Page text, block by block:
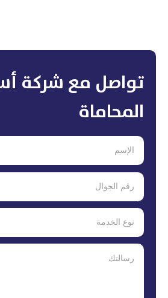
تواصل مع شركة
المحاماة